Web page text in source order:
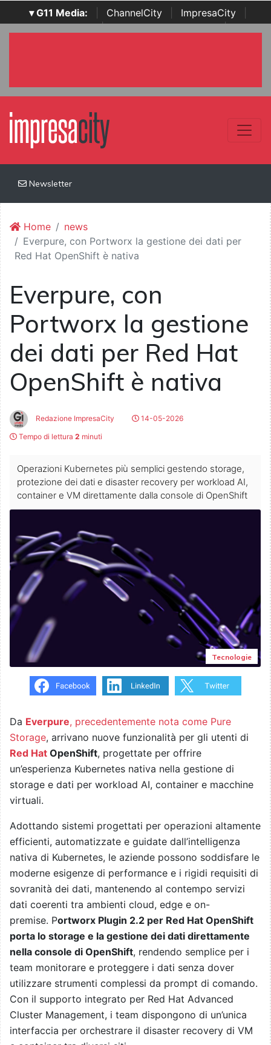
▾ G11 Media: ChannelCity ImpresaCity
SecurityOpenLab | Italian Channel Awards | Italian
Newsletter
Home
news
Everpure, con Portworx la gestione dei dati per
Red Hat OpenShift è nativa
Everpure, con
Portworx la gestione
dei dati per Red Hat
OpenShift è nativa
Redazione ImpresaCity
14-05-2026
Tempo di lettura 2 minuti
Operazioni Kubernetes più semplici gestendo storage,
protezione dei dati e disaster recovery per workload AI,
container e VM direttamente dalla console di OpenShift
Tecnologie
Da Everpure, precedentemente nota come Pure
Storage, arrivano nuove funzionalità per gli utenti di
Red Hat OpenShift, progettate per offrire
un’esperienza Kubernetes nativa nella gestione di
storage e dati per workload AI, container e macchine
virtuali.
Adottando sistemi progettati per operazioni altamente
efficienti, automatizzate e guidate dall’intelligenza
nativa di Kubernetes, le aziende possono soddisfare le
moderne esigenze di performance e i rigidi requisiti di
sovranità dei dati, mantenendo al contempo servizi
dati coerenti tra ambienti cloud, edge e on-
premise. Portworx Plugin 2.2 per Red Hat OpenShift
porta lo storage e la gestione dei dati direttamente
nella console di OpenShift, rendendo semplice per i
team monitorare e proteggere i dati senza dover
utilizzare strumenti complessi da prompt di comando.
Con il supporto integrato per Red Hat Advanced
Cluster Management, i team dispongono di un’unica
interfaccia per orchestrare il disaster recovery di VM